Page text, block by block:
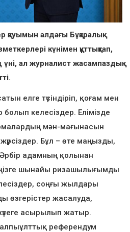
алдағы Бұқаралық
күнімен құттықтап,
үні, ал журналист жасампаздық
елге түсіндіріп, қоғам мен
болып келесіздер. Елімізде
мән-мағынасын
Бұл – өте маңызды,
адамның қолынан
шынайы ризашылығымды
соңғы жылдары
өзгерістер жасалуда,
асырылып жатыр.
референдум